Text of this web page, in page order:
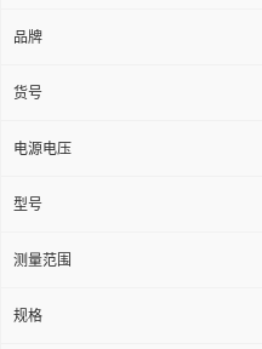
品牌
货号
电源电压
型号
测量范围
规格